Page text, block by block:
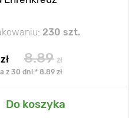
230 szt.
zł 8.89 zł
z 30 dni:* 8.89 zł
Do koszyka